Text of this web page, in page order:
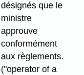
désignés que le
ministre
approuve
conformément
aux règlements.
("operator of a